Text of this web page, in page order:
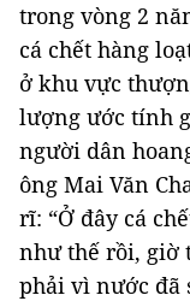
trong vòng 2
cá chết hàng
ở khu vực
lượng ước tính
người dân
ông Mai Văn
rĩ: “Ở đây cá
như thế rồi, giờ
phải vì nước đã